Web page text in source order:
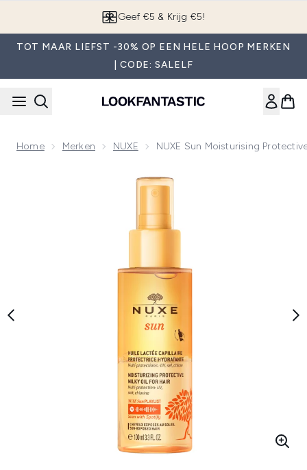
App downloaden
TOT MAAR LIEFST -30% OP EEN HELE HOOP MERKEN
| CODE: SALELF
Home Merken NUXE NUXE Sun Moisturising